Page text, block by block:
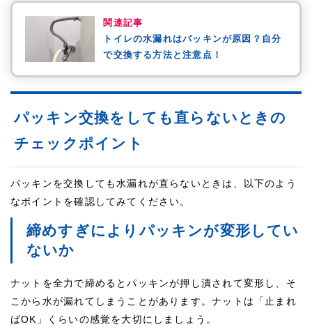
関連記事
トイレの水漏れはパッキンが原因？自分
で交換する方法と注意点！
パッキン交換をしても直らないときの
チェックポイント
パッキンを交換しても水漏れが直らないときは、以下のよう
なポイントを確認してみてください。
締めすぎによりパッキンが変形してい
ないか
ナットを全力で締めるとパッキンが押し潰されて変形し、そ
こから水が漏れてしまうことがあります。ナットは「止まれ
ばOK」くらいの感覚を大切にしましょう。